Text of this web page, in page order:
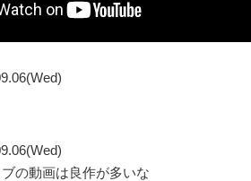
の動画は良作が多いな